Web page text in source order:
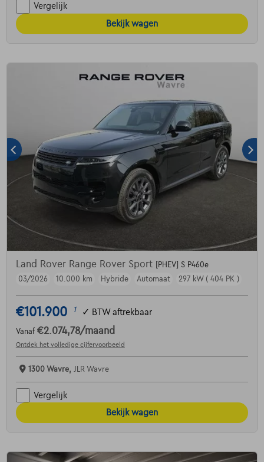
Vergelijk
Bekijk wagen
Land Rover Range Rover Sport
[PHEV] S P460e
03/2026
10.000 km Hybride Automaat 297 kW ( 404 PK )
€101.900 1 ✓ BTW aftrekbaar
Vanaf €2.074,78/maand
Ontdek het volledige cijfervoorbeeld
1300 Wavre, JLR Wavre
Vergelijk
Bekijk wagen